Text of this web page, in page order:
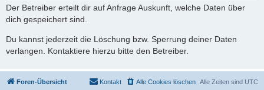
Der Betreiber erteilt dir auf Anfrage Auskunft, welche Daten über
dich gespeichert sind.
Du kannst jederzeit die Löschung bzw. Sperrung deiner Daten
verlangen. Kontaktiere hierzu bitte den Betreiber.
Foren-Übersicht Alle Zeiten sind UTC
Alle Cookies löschen
Kontakt